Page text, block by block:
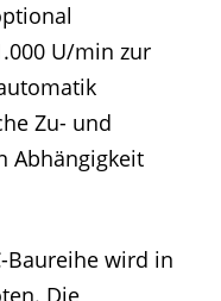
U/min zur
Zu- und
Abhängigkeit
Baureihe wird in
Die